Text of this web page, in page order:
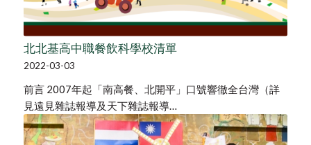
北北基高中職餐飲科學校清單
2022-03-03
前言 2007年起「南高餐、北開平」口號響徹全台灣（詳
見遠見雜誌報導及天下雜誌報導…